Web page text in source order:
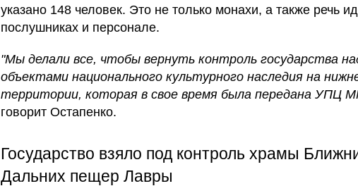
указано 148 человек. Это не только монахи, а также речь
послушниках и персонале.
"Мы делали все, чтобы вернуть контроль государства
объектами национального культурного наследия на
территории, которая в свое время была передана УПЦ
говорит Остапенко.
Государство взяло под контроль храмы
Дальних пещер Лавры